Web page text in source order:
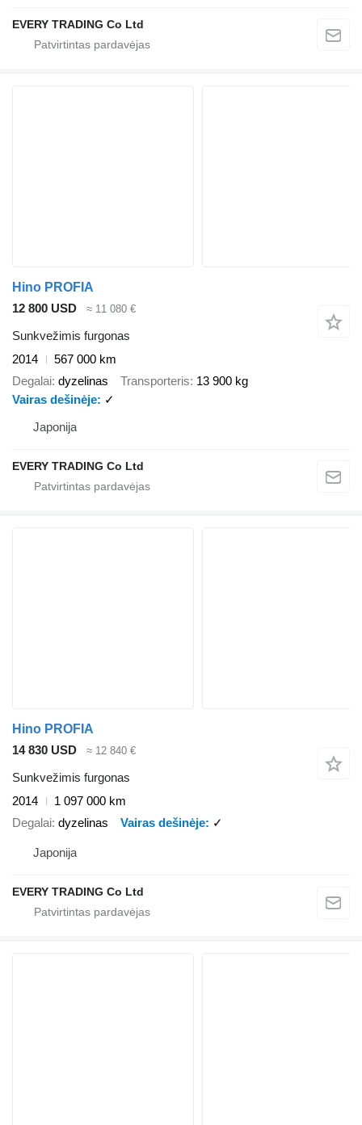
EVERY TRADING Co Ltd
Hino PROFIA
12 800 USD
≈ 11 080 €
Sunkvežimis furgonas
2014
567 000 km
Degalai dyzelinas Transporteris 13 900 kg
Vairas dešinėje
✓
Japonija
EVERY TRADING Co Ltd
Hino PROFIA
14 830 USD
≈ 12 840 €
Sunkvežimis furgonas
2014
1 097 000 km
Degalai dyzelinas Vairas dešinėje ✓
Japonija
EVERY TRADING Co Ltd